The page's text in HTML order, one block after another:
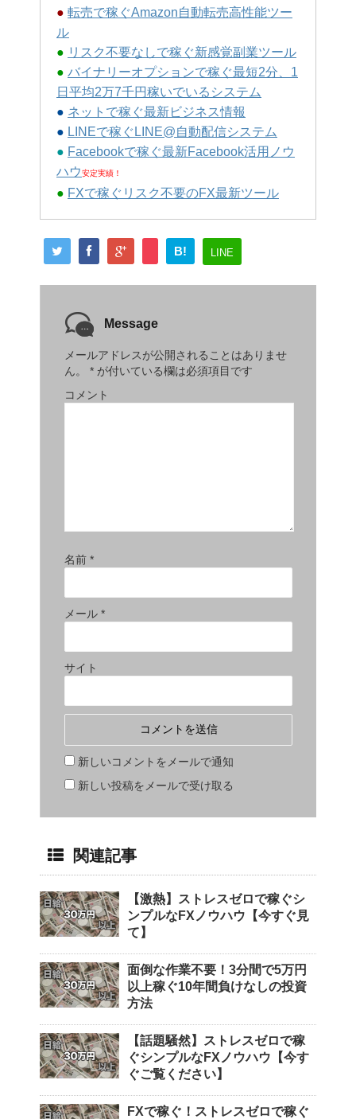
● 転売で稼ぐAmazon自動転売高性能ツー
ル
● リスク不要なしで稼ぐ新感覚副業ツール
● バイナリーオプションで稼ぐ最短2分、1
日平均2万7千円稼いでいるシステム
● ネットで稼ぐ最新ビジネス情報
● LINEで稼ぐLINE@自動配信システム
● Facebookで稼ぐ最新Facebook活用ノウ
ハウ安定実績！
● FXで稼ぐリスク不要のFX最新ツール
B! LINE
Message
メールアドレスが公開されることはありませ
ん。
* が付いている欄は必須項目です
コメント
名前 *
メール *
サイト
新しいコメントをメールで通知
新しい投稿をメールで受け取る
関連記事
【激熱】ストレスゼロで稼ぐシ
ンプルなFXノウハウ【今すぐ見
て】
面倒な作業不要！3分間で5万円
以上稼ぐ10年間負けなしの投資
方法
【話題騒然】ストレスゼロで稼
ぐシンプルなFXノウハウ【今す
ぐご覧ください】
FXで稼ぐ！ストレスゼロで稼ぐ